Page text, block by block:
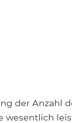
der Anzahl
wesentlich